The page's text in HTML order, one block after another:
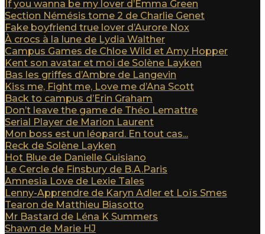
If you wanna be my lover d’Emma Green
Section Némésis tome 2 de Charlie Genet
Fake boyfriend true lover d’Aurore Nox
À crocs à la lune de Lydia Walther
Campus Games de Chloe Wild et Amy Hopper
Kent son avatar et moi de Solène Layken
Bas les griffes d’Ambre de Langevin
Kiss me, Fight me, Love me d’Ana Scott
Back to campus d’Erin Graham
Don’t leave the game de Théo Lemattre
Serial Player de Marion Laurent
Mon boss est un léopard. En tout cas...
Reck de Solène Layken
Hot Blue de Danielle Guisiano
Le Cercle de Finsbury de B.A.Paris
Amnesia Love de Lexie Tales
Lenny-Apprendre de Karyn Adler et Loïs Smes
Tearon de Matthieu Biasotto
Mr Bastard de Léna K Summers
Shawn de Marie HJ